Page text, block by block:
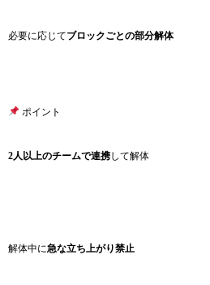
必要に応じてブロックごとの部分解体
ポイント
2人以上のチームで連携して解体
解体中に急な立ち上がり禁止